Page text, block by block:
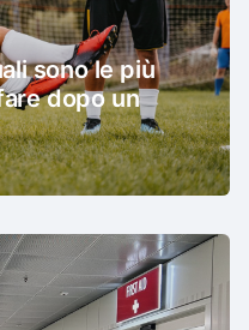
sono le più
dopo un